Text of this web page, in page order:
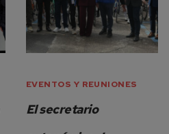
EVENTOS Y REUNIONES
El secretario